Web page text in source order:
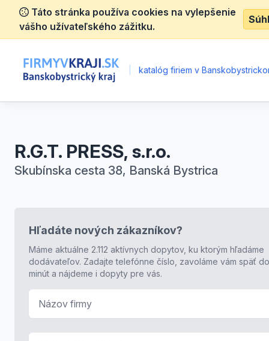
Táto stránka používa cookies na vylepšenie
vášho užívateľského zážitku.
katalóg firiem v
R.G.T. PRESS, s.r.o.
Skubínska cesta 38, Banská Bystrica
Hľadáte nových zákazníkov?
Máme aktuálne 2.112 aktívnych dopytov, ku ktorým hľadáme
dodávateľov. Zadajte telefónne číslo, zavoláme vám späť
minút a nájdeme i dopyty pre vás.